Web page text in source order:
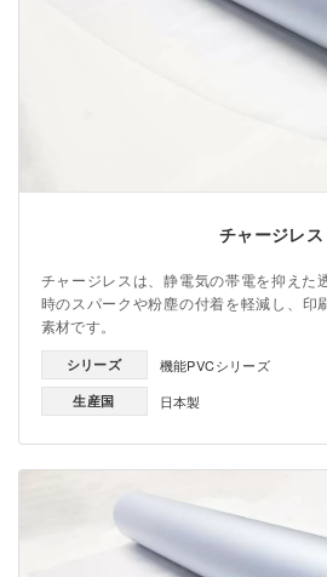
チャージレス
チャージレスは、静電気の帯電を抑えた
時のスパークや粉塵の付着を軽減し、印
素材です。
シリーズ 機能PVCシリーズ
生産国 日本製